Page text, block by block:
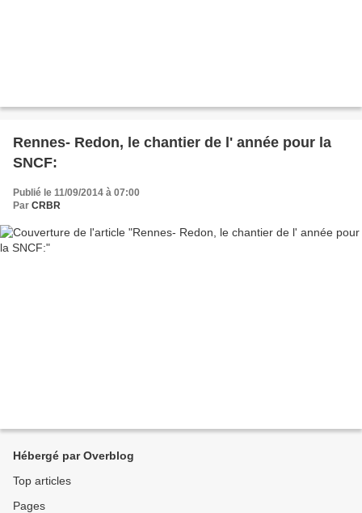
Rennes- Redon, le chantier de l' année pour la
SNCF:
Publié le 11/09/2014 à 07:00
Par CRBR
Hébergé par Overblog
Top articles
Pages